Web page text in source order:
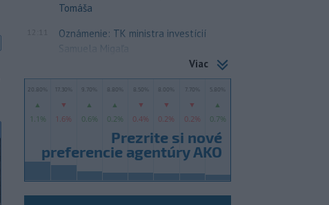
Tomáša
Oznámenie: TK ministra investícií
Samuela Migaľa
Viac